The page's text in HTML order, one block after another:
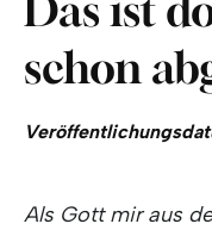
schon
Als Gott mir aus